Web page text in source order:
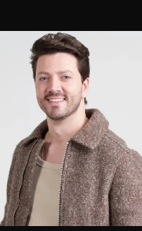
gastronomia de Uberlândia em
evento gratuito
“Uma prosa de valor” é o tema da
conversa com o diretor e a
espetáculo Bárbara
“Tom na Fazenda” retorna à
sucesso absoluto em 2025